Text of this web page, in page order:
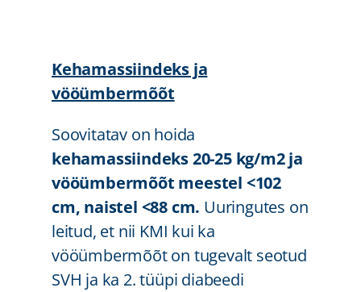
Kehamassiindeks ja
vööümbermõõt
Soovitatav on hoida
kehamassiindeks 20-25 kg/m2 ja
vööümbermõõt meestel <102
cm, naistel <88 cm. Uuringutes on
leitud, et nii KMI kui ka
vööümbermõõt on tugevalt seotud
SVH ja ka 2. tüüpi diabeedi